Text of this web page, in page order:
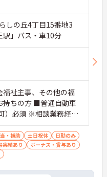
しの丘4丁目15番地3
駅」バス・車10分
祉主事、その他の福
持ちの方 ■普通自動車
）必須 ※相談業務経験
・補助 土日祝休
日勤のみ
実績あり
ボーナス・賞与あり